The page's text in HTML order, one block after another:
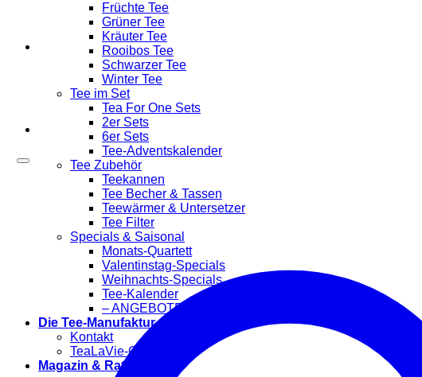
Früchte Tee
Grüner Tee
Kräuter Tee
Rooibos Tee
Schwarzer Tee
Winter Tee
Tee im Set
Tea For One Sets
2er Sets
6er Sets
Tee-Adventskalender
Tee Zubehör
Teekannen
Tee Becher & Tassen
Teewärmer & Untersetzer
Tee Filter
Specials & Saisonal
Monats-Quartett
Valentinstag-Specials
Weihnachts-Specials
Tee-Kalender
– ANGEBOTE –
Die Tee-Manufaktur
Kontakt
TeaLaVie-Community
Magazin & Ratgeber